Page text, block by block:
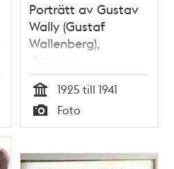
Porträtt av Gustav
Wally (Gustaf
Wallenberg),
dansare,
skådespelare och
teaterchef. Under
40-talet var han
teaterchef för Södra
Oscarsteatern (1942-
Tid
1925 till 1941
Typ
Foto